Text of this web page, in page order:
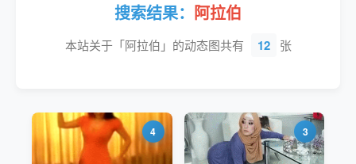
搜索结果： 阿拉伯
本站关于「阿拉伯」的动态图共有 12 张
4 3